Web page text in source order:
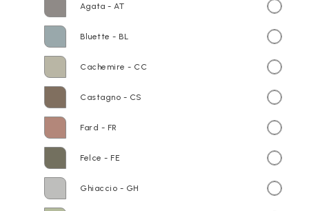
Agata - AT
Bluette - BL
Cachemire - CC
Castagno - CS
Fard - FR
Felce - FE
Ghiaccio - GH